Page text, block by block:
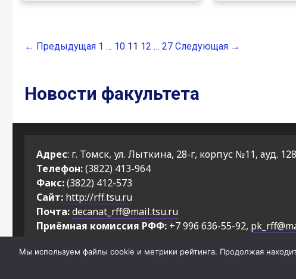
← Предыдущая 1 … 10 11 12 … 27 Следующая →
Новости факультета
Адрес: г. Томск, ул. Лыткина, 28-г, корпус №11, ауд.
Телефон:(3822) 413-964
Факс:(3822) 412-573
Сайт: http://rff.tsu.ru
Почта:decanat_rff@mail.tsu.ru
Приёмная комиссия РФФ: +7 996 636-55-92,
Мы используем файлы cookie и метрики рейтинга. Продолжая